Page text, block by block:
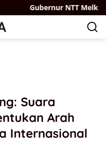
Gubernur NTT Melki Laka
Suara
Arah
Internasional